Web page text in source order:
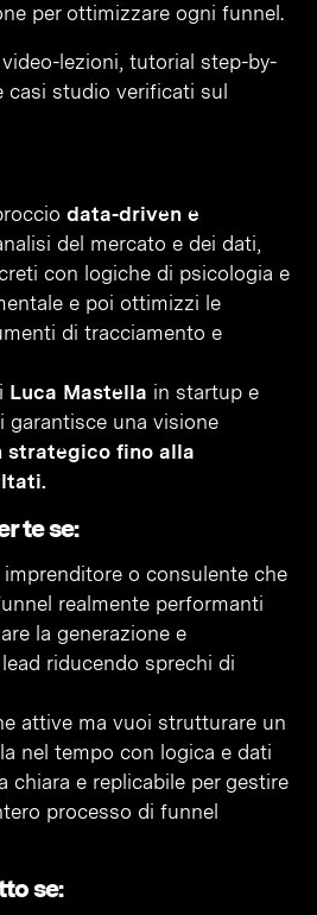
per ottimizzare ogni funnel.
lezioni, tutorial step-by-
casi studio verificati sul
data-driven e
del mercato e dei dati,
con logiche di psicologia e
e poi ottimizzi le
di tracciamento e
Luca Mastella in startup e
garantisce una visione
strategico fino alla
te se:
imprenditore o consulente che
realmente performanti
la generazione e
riducendo sprechi di
attive ma vuoi strutturare un
nel tempo con logica e dati
chiara e replicabile per gestire
processo di funnel
se: